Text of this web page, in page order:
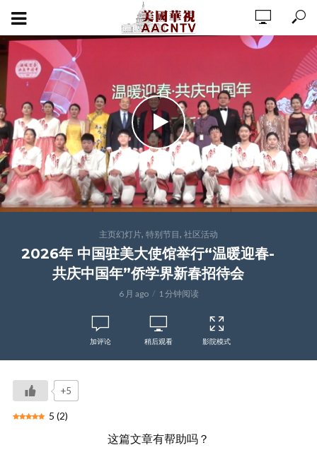
主页幻灯片, 特别节目, 社区活动
2026年 中国驻美大使馆举行“温暖迎春-
共庆中国年”侨学界新春招待会
6 月 ago 1 分钟阅读
加评论 稍后观看 影院模式
+5
5 (2)
这篇文章有帮助吗？